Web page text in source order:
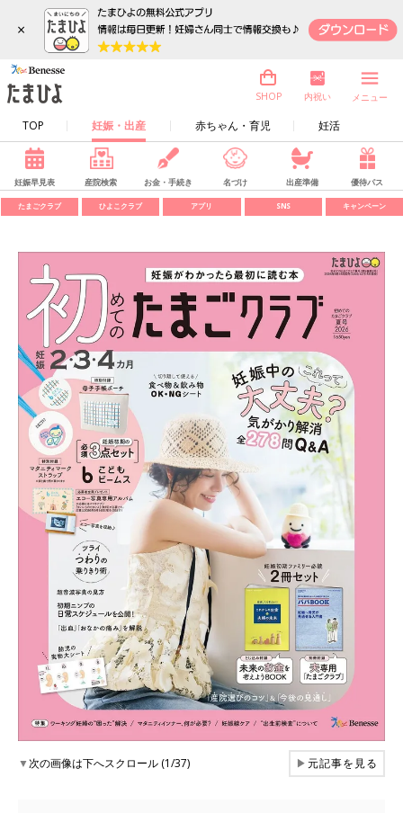
×
TOP 妊娠・出産 赤ちゃん・育児 妊活
SHOP 内祝い メニュー
妊娠早見表 産院検索 お金・手続き 名づけ 出産準備 優待パス
たまごクラブ ひよこクラブ アプリ SNS キャンペーン
▼次の画像は下へスクロール (1/37) ▶元記事を見る